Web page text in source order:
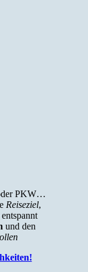
PKW…
Reiseziel,
und den